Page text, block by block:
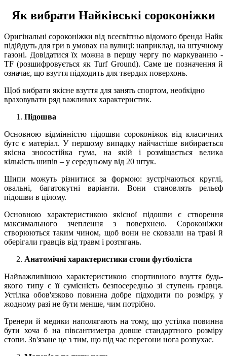
Як вибрати Найківські сороконіжки
Оригінальні сороконіжки від всесвітньо відомого бренда Найк
підійдуть для гри в умовах на вулиці: наприклад, на штучному
газоні. Довідатися їх можна в першу чергу по маркуванню -
TF (розшифровується як Turf Ground). Саме це позначення й
означає, що взуття підходить для твердих поверхонь.
Щоб вибрати якісне взуття для занять спортом, необхідно
враховувати ряд важливих характеристик.
Підошва
Основною відмінністю підошви сороконіжок від класичних
бутс є матеріал. У першому випадку найчастіше вибирається
якісна зносостійка гума, на якій і розміщається велика
кількість шипів – у середньому від 20 штук.
Шипи можуть різнитися за формою: зустрічаються круглі,
овальні, багатокутні варіанти. Вони становлять рельєф
підошви в цілому.
Основною характеристикою якісної підошви є створення
максимального зчеплення з поверхнею. Сороконіжки
створюються таким чином, щоб вони не сковзали на траві й
оберігали гравців від травм і розтягань.
Анатомічні характеристики стопи футболіста
Найважливішою характеристикою спортивного взуття будь-
якого типу є її сумісність безпосередньо зі ступень гравця.
Устілка обов'язково повинна добре підходити по розміру, у
жодному разі не бути менше, чим потрібно.
Тренери й медики наполягають на тому, що устілка повинна
бути хоча б на півсантиметра довше стандартного розміру
стопи. Зв'язане це з тим, що під час перегони нога розпухає.